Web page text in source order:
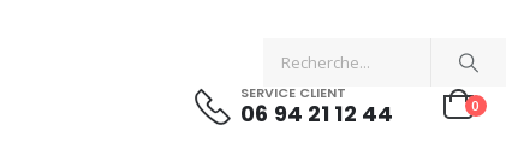
SERVICE CLIENT
06 94 21 12 44 0